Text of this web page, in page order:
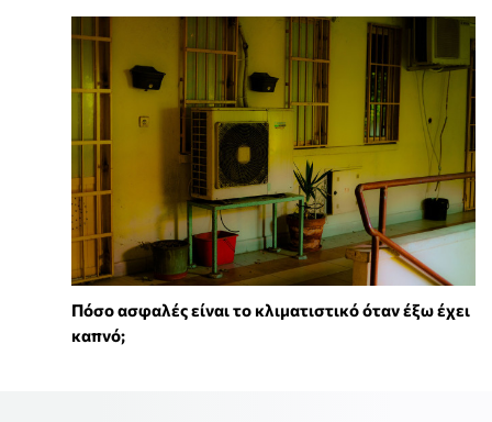
Πόσο ασφαλές είναι το κλιματιστικό όταν έξω έχει
καπνό;